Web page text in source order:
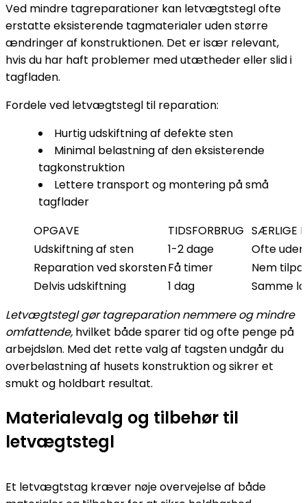
Ved mindre tagreparationer kan letvægtstegl ofte
erstatte eksisterende tagmaterialer uden større
ændringer af konstruktionen. Det er især relevant,
hvis du har haft problemer med utætheder eller slid i
tagfladen.
Fordele ved letvægtstegl til reparation:
Hurtig udskiftning af defekte sten
Minimal belastning af den eksisterende
tagkonstruktion
Lettere transport og montering på små
tagflader
OPGAVE
TIDSFORBRUG SÆRLIGE
Udskiftning af sten
1-2 dage
Ofte
Reparation ved skorstenFå timer
Nem
Delvis udskiftning
1 dag
Samme
Letvægtstegl gør tagreparation nemmere og mindre
omfattende, hvilket både sparer tid og ofte penge på
arbejdsløn. Med det rette valg af tagsten undgår du
overbelastning af husets konstruktion og sikrer et
smukt og holdbart resultat.
Materialevalg og tilbehør til
letvægtstegl
Et letvægtstag kræver nøje overvejelse af både